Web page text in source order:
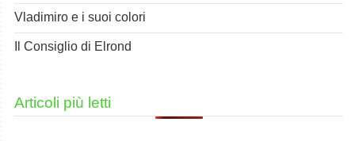
Vladimiro e i suoi colori
Il Consiglio di Elrond
Articoli più letti